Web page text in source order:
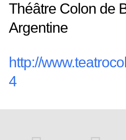
Théâtre Colon de
Argentine
http://
4